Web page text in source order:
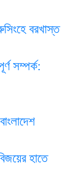
বরখাস্ত
সম্পর্ক:
হাতে